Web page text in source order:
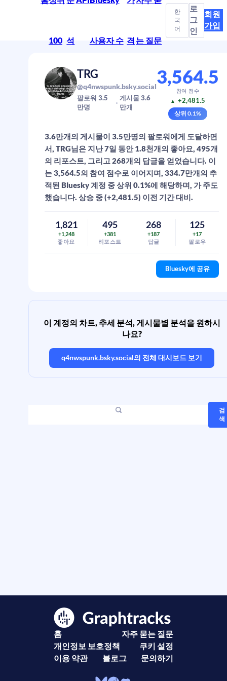
100 석 사용자 수 격 는 질문
한
국
어
로
그
인
회원
가입
TRG
@q4nwspunk.bsky.social
팔로워 3.5
만명
게시물3.6
만개
3,564.5
참여 점수
▲ +2,481.5
상위 0.1%
3.6만개의 게시물이 3.5만명의 팔로워에게 도달하면
서, TRG님은 지난 7일 동안 1.8천개의 좋아요, 495개
의 리포스트, 그리고 268개의 답글을 얻었습니다. 이
는 3,564.5의 참여 점수로 이어지며, 334.7만개의 추
적된 Bluesky 계정 중 상위 0.1%에 해당하며, 가 주도
했습니다. 상승 중 (+2,481.5) 이전 기간 대비.
1,821
+1,248
좋아요
495
+381
리포스트
268
+187
답글
125
+17
팔로우
Bluesky에 공유
이 계정의 차트, 추세 분석, 게시물별 분석을 원하시
나요?
q4nwspunk.bsky.social의 전체 대시보드 보기
검
색
홈
자주 묻는 질문
개인정보 보호정책
쿠키 설정
이용 약관
블로그 문의하기